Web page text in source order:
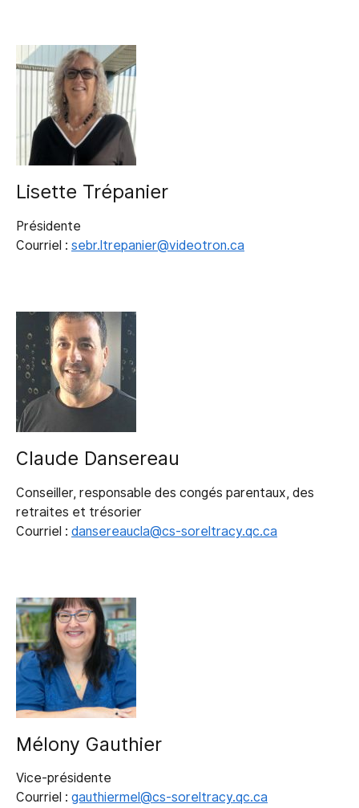
Lisette Trépanier
Présidente
Courriel : sebr.ltrepanier@videotron.ca
Claude Dansereau
Conseiller, responsable des congés parentaux, des
retraites et trésorier
Courriel : dansereaucla@cs-soreltracy.qc.ca
Mélony Gauthier
Vice-présidente
Courriel : gauthiermel@cs-soreltracy.qc.ca